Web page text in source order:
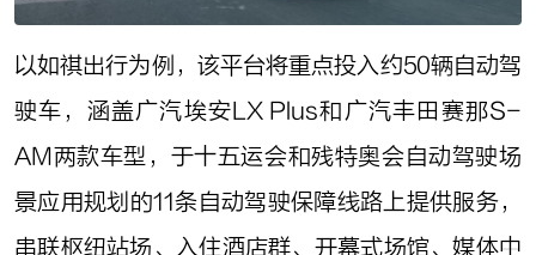
以如祺出行为例，该平台将重点投入约50辆自动驾
驶车，涵盖广汽埃安LX Plus和广汽丰田赛那S-
AM两款车型，于十五运会和残特奥会自动驾驶场
景应用规划的11条自动驾驶保障线路上提供服务，
串联枢纽站场、入住酒店群、开幕式场馆、媒体中